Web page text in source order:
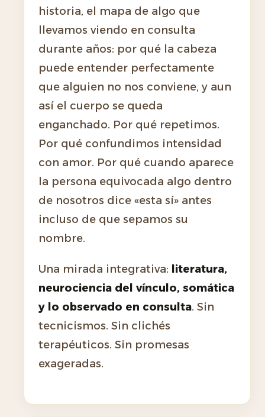
historia, el mapa de algo que
llevamos viendo en consulta
durante años: por qué la cabeza
puede entender perfectamente
que alguien no nos conviene, y aun
así el cuerpo se queda
enganchado. Por qué repetimos.
Por qué confundimos intensidad
con amor. Por qué cuando aparece
la persona equivocada algo dentro
de nosotros dice «esta sí» antes
incluso de que sepamos su
nombre.
Una mirada integrativa: literatura,
neurociencia del vínculo, somática
y lo observado en consulta. Sin
tecnicismos. Sin clichés
terapéuticos. Sin promesas
exageradas.